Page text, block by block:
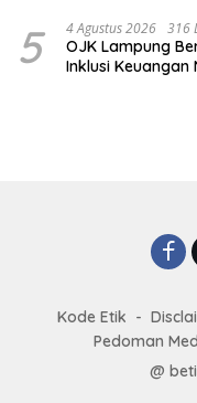
5 4 Agustus 2026 316
OJK Lampung
Inklusi Keuangan
Kode Etik
Pedoman
@